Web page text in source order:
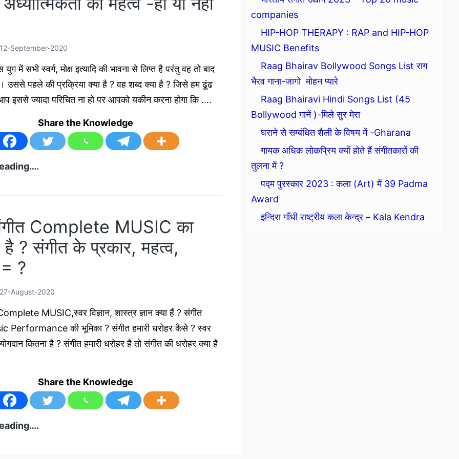
?
12-September-2020
में सभी स्वर्ग, मोक्ष इत्यादि की भावना से लिप्त है परंतु वह तो बाद
उससे पहले की प्रक्रिया क्या है ? वह शब्द क्या है ? जिसे हम ढूंढ
इससे ज्यादा परिचित ना हो पर आपको यकीन करना होगा कि ….
Share the Knowledge
Hindi
/
अध्यात्मिकता
महत्व
-हां
या
!
Complete MUSIC का
है ? संगीत के प्रकार, महत्व,
= ?
27-August-2020
MUSIC,स्वर विज्ञान, शास्त्र ज्ञान क्या हैं ? संगीत
Performance की भूमिका ? संगीत हमारी धरोहर कैसे ? स्वर
कितना है ? संगीत हमारी धरोहर है तो संगीत की धरोहर क्या है
Share the Knowledge
companies
HIP-HOP THERAPY : RAP and HIP-HOP
MUSIC Benefits
Raag Bhairav Bollywood Songs List राग
भैरव गाना-जागो मोहन प्यारे
Raag Bhairavi Hindi Songs List (45
Bollywood गानें )-मिले सुर मेरा
घराने से सम्बंधित शैली के विषय में -Gharana
गायक अधिक लोकप्रिय क्यों होते हैं संगीतकारों की
तुलना में ?
पद्म पुरस्कार 2023 : कला (Art) में 39 Padma
Award
इन्दिरा गाँधी राष्ट्रीय कला केन्द्र – Kala Kendra